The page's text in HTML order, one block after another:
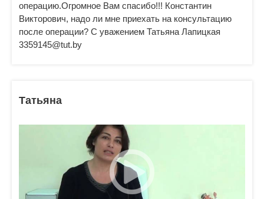
операцию.Огромное Вам спасибо!!! Константин
Викторович, надо ли мне приехать на консультацию
после операции? С уважением Татьяна Лапицкая
3359145@tut.by
Татьяна